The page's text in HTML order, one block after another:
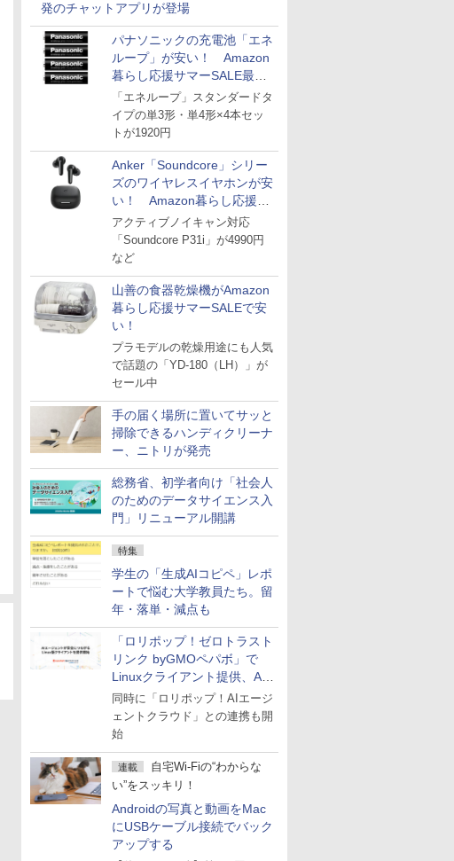
発のチャットアプリが登場
パナソニックの充電池「エネ
ループ」が安い！ Amazon
暮らし応援サマーSALE最終
日
「エネループ」スタンダードタ
イプの単3形・単4形×4本セッ
トが1920円
Anker「Soundcore」シリー
ズのワイヤレスイヤホンが安
い！ Amazon暮らし応援サ
マーSALE
アクティブノイキャン対応
「Soundcore P31i」が4990円
など
山善の食器乾燥機がAmazon
暮らし応援サマーSALEで安
い！
プラモデルの乾燥用途にも人気
で話題の「YD-180（LH）」が
セール中
手の届く場所に置いてサッと
掃除できるハンディクリーナ
ー、ニトリが発売
総務省、初学者向け「社会人
のためのデータサイエンス入
門」リニューアル開講
特集
学生の「生成AIコピペ」レポ
ートで悩む大学教員たち。留
年・落単・減点も
「ロリポップ！ゼロトラスト
リンク byGMOペパボ」で
Linuxクライアント提供、AI
エージェントの接続が容易に
同時に「ロリポップ！AIエージ
ェントクラウド」との連携も開
始
連載
自宅Wi-Fiの“わからな
い”をスッキリ！
Androidの写真と動画をMac
にUSBケーブル接続でバック
アップする